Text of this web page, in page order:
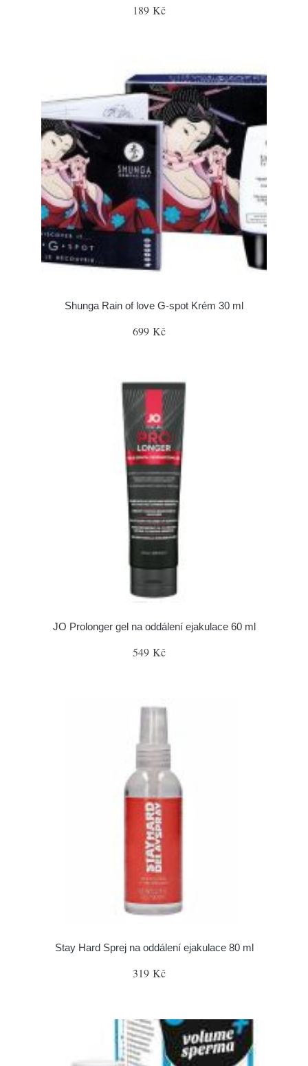
189 Kč
Shunga Rain of love G-spot Krém 30 ml
699 Kč
JO Prolonger gel na oddálení ejakulace 60 ml
549 Kč
Stay Hard Sprej na oddálení ejakulace 80 ml
319 Kč